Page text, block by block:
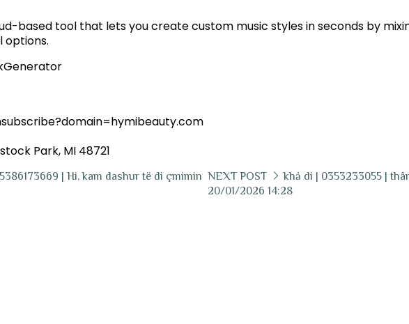
based tool that lets you create custom music styles in seconds by
options.
Park, MI 48721
| Hi, kam dashur të di çmimin NEXT POST
khả di | 0353233055 |
20/01/2026 14:28